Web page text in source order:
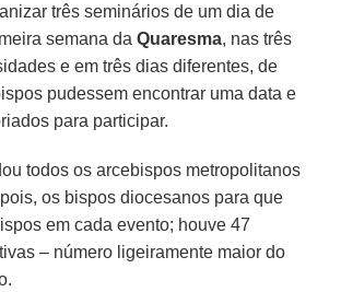
três seminários de um dia de
semana daQuaresma, nas três
e em três dias diferentes, de
pudessem encontrar uma data e
para participar.
todos os arcebispos metropolitanos
os bispos diocesanos para que
em cada evento; houve 47
– número ligeiramente maior do